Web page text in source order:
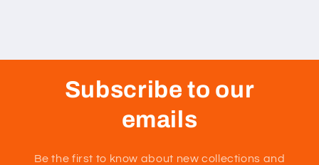
Subscribe to our
emails
Be the first to know about new collections and